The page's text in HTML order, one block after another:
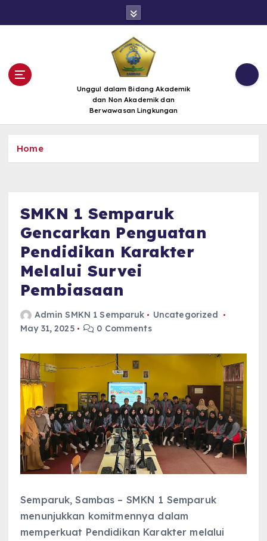
Unggul dalam Bidang Akademik
dan Non Akademik dan
Berwawasan Lingkungan
Home
SMKN 1 Semparuk
Gencarkan Penguatan
Pendidikan Karakter
Melalui Survei
Pembiasaan
Admin SMKN 1 Semparuk
Uncategorized
May 31, 2025
0 Comments
Semparuk, Sambas – SMKN 1 Semparuk
menunjukkan komitmennya dalam
memperkuat Pendidikan Karakter melalui